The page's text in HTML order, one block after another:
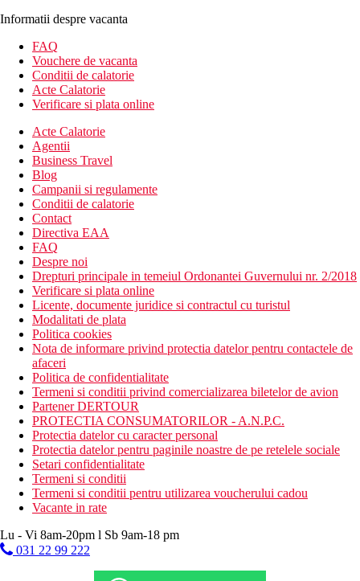
Informatii despre vacanta
FAQ
Vouchere de vacanta
Conditii de calatorie
Acte Calatorie
Verificare si plata online
Acte Calatorie
Agentii
Business Travel
Blog
Campanii si regulamente
Conditii de calatorie
Contact
Directiva EAA
FAQ
Despre noi
Drepturi principale in temeiul Ordonantei Guvernului nr. 2/2018
Verificare si plata online
Licente, documente juridice si contractul cu turistul
Modalitati de plata
Politica cookies
Nota de informare privind protectia datelor pentru contactele de
afaceri
Politica de confidentialitate
Termeni si conditii privind comercializarea biletelor de avion
Partener DERTOUR
PROTECTIA CONSUMATORILOR - A.N.P.C.
Protectia datelor cu caracter personal
Protectia datelor pentru paginile noastre de pe retelele sociale
Setari confidentialitate
Termeni si conditii
Termeni si conditii pentru utilizarea voucherului cadou
Vacante in rate
Lu - Vi 8am-20pm l Sb 9am-18 pm
031 22 99 222